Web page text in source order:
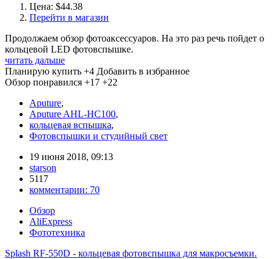
Цена: $44.38
Перейти в магазин
Продолжаем обзор фотоаксессуаров. На это раз речь пойдет о
кольцевой LED фотовспышке.
читать дальше
Планирую купить +4 Добавить в избранное
Обзор понравился +17 +22
Aputure,
Aputure AHL-HC100,
кольцевая вспышка,
Фотовспышки и студийный свет
19 июня 2018, 09:13
starson
5117
комментарии: 70
Обзор
AliExpress
Фототехника
Splash RF-550D - кольцевая фотовспышка для макросъемки.